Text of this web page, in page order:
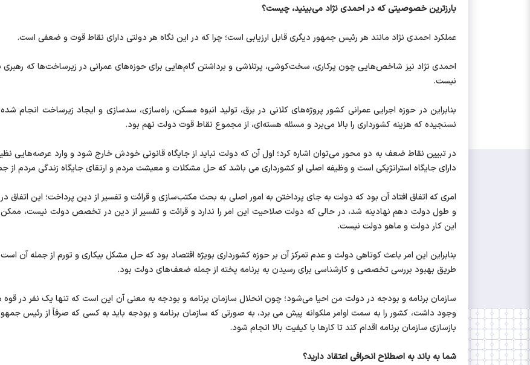
بارزترین خصوصیتی که در احمدی نژاد می‌بینید، چیست؟
عملکرد احمدی نژاد مانند هر رئیس جمهور دیگری قابل ارزیابی است؛ چرا که در این نگاه هر دولتی دارای نقاط قوت و ضعفی است.
احمدی نژاد نیز شاخص‌هایی چون پرکاری، سخت‌کوشی، پرتلاشی و برداشتن گام‌هایی برای حوزه‌های عمرانی در زیرساخت‌ها که رهبری
نیست.
بنابراین در حوزه اجرایی عمرانی کشور پروژه‌های کلانی در برق، تولید انبوه مسکن، راه‌سازی، سدسازی و ایجاد زیرساخت انجام
نسنجیده که هزینه کشور‌داری را بالا می‌برد و مسئله هسته‌ای، از مجموع نقاط قوت دولت نهم بود.
در تبیین نقاط ضعف به دو محور می‌توان اشاره کرد؛ اول آن که دولت نباید از جایگاه قانونی خودش خارج شود و وارد عرصه‌هایی
دارای جایگاه استراتژیکی است و وظیفه اصلی او کشورداری می باشد که حل مشکلات و معیشت مردم و ارتقای جایگاه زندگی مردم از
امری که اتفاق افتاد آن بود که دولت به جای پرداختن به امور اصلی به بحث مکتب‌سازی و قرائت و تفسیر از دین پرداخت؛ این
و طول دولت دهم نهادینه شد، در حالی که دولت صلاحیت این امر را ندارد و قرائت و تفسیر از دین در تخصص دولت نیست،
این کار دولت و ماهو دولت نیست.
بنابراین این امر باعث کوتاهی دولت و عدم تمرکز آن بر حوزه کشورداری بویژه اقتصاد بود که حل مشکل بیکاری و تورم از جمله آن
طریق بهبود بررسی تخصصی و کارشناسی برای رسیدن به برنامه پخته از جمله ضعف‌های دولت بود.
سازمان برنامه و بودجه در دولت من احیا می‌شود؛ چون انحلال سازمان برنامه و بودجه به معنی آن این است که تنها یک نفر در قوه
وجود داشت، کشور را به سمت اوامر ملکوانه پیش می برد، به صورتی که سازمان برنامه و بودجه باید به کسی که صرفاً از رئیس
بازسازی سازمان برنامه اقدام کند تا کارها با کیفیت بالا انجام شود.
شما به باند به اصطلاح انحرافی اعتقاد دارید؟